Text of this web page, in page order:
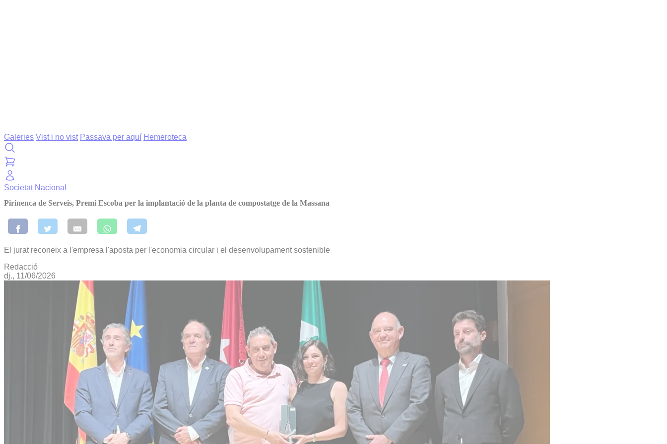
Galeries Vist i no vist Passava per aquí Hemeroteca
Societat Nacional
Pirinenca de Serveis, Premi Escoba per la implantació de la planta de compostatge de la Massana
El jurat reconeix a l'empresa l'aposta per l'economia circular i el desenvolupament sostenible
Redacció
dj., 11/06/2026